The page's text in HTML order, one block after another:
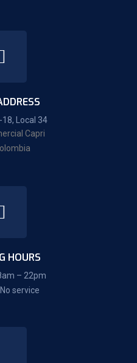
Local 34
Capri
HOURS
– 22pm
service